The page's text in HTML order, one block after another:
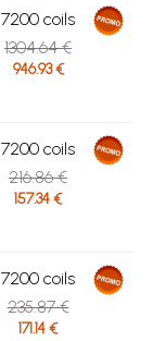
7200 coils
1304.64 €
946.93 €
7200 coils
216.86 €
157.34 €
7200 coils
235.87 €
171.14 €